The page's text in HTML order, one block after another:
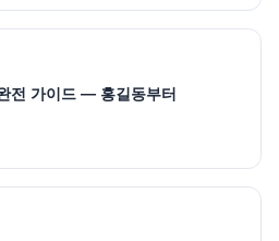
전 가이드 — 홍길동부터